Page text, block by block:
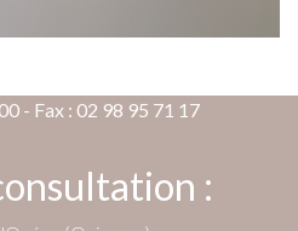
- Fax : 02 98 95 71 17
: